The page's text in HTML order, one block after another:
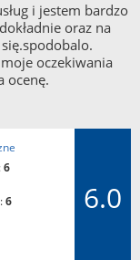
i jestem bardzo
oraz na
oczekiwania
ocenę.
6
6 6.0